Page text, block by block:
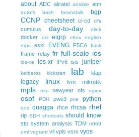
about ADC alcatel ansible atm
autofs bash beanstalk bgp
CCNP cheetsheet ci-cd cifs
cumulus day-to-day dlink
docker dsl eigrp eltex
english
erps
esxi EVENG F5CA flask
frame relay frr full-scale ios
ios-xe ios-xr IPv6 isis juniper
kerberos kickstart lab ldap
legacy linux lvm mikrotik
mpls mtu newyear nfs nginx
ospf PDH pwe3 pxe python
qos quagga rhce rhcsa rhel
rip SDH shortcuts should know
stp system analysis TDM tr069
uml vagrant vll vpls vsrx vyos